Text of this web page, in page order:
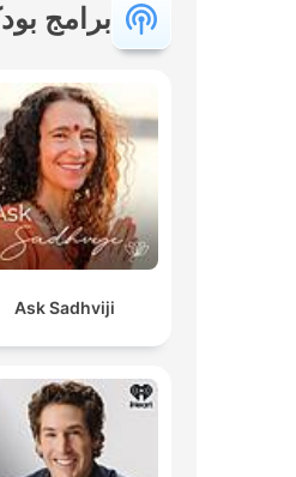
برامج
Ask Sadhviji